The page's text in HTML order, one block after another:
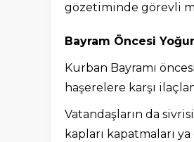
gözetiminde görevli
Bayram Öncesi
Kurban Bayramı
haşerelere karşı
Vatandaşların da
kapları kapatmaları